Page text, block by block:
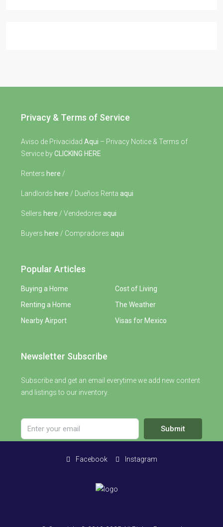
Privacy & Terms of Service
Aviso de Privacidad Aqui – Privacy Notice & Terms of
Service byCLICKING HERE
Renters here /
Landlords here / Dueños Renta aqui
Sellers here / Vendedores aqui
Buyers here / Compradores aqui
Popular Articles
Buying a Home
Renting a Home
Nearby Airport
Cost of Living
The Weather
Visas for Mexico
Newsletter Subscribe
Subscribe and get an email everytime we add new content
and listings to our inventory.
Submit
Facebook Instagram